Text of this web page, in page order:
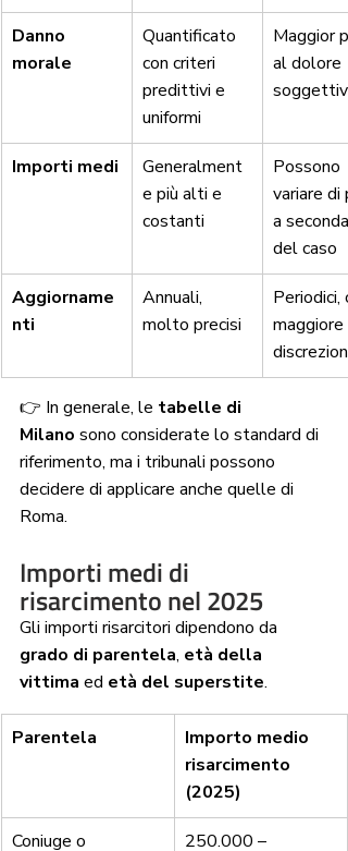
Danno
morale
Quantificato
con criteri
predittivi e
uniformi
Maggior
al dolore
soggettivo
Importi medi
Generalment
e più alti e
costanti
Possono
variare di
a seconda
del caso
Aggiorname
nti
Annuali,
molto precisi
Periodici,
maggiore
👉 In generale, le tabelle di
Milano sono considerate lo standard di
riferimento, ma i tribunali possono
decidere di applicare anche quelle di
Roma.
Importi medi di
risarcimento nel 2025
Gli importi risarcitori dipendono da
grado di parentela, età della
vittima ed età del superstite.
Parentela
Importo medio
risarcimento
(2025)
Coniuge o 250.000 –